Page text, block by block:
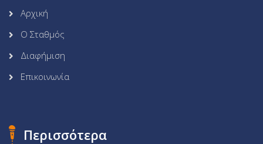
Αρχική
Ο Σταθμός
Διαφήμιση
Επικοινωνία
Περισσότερα